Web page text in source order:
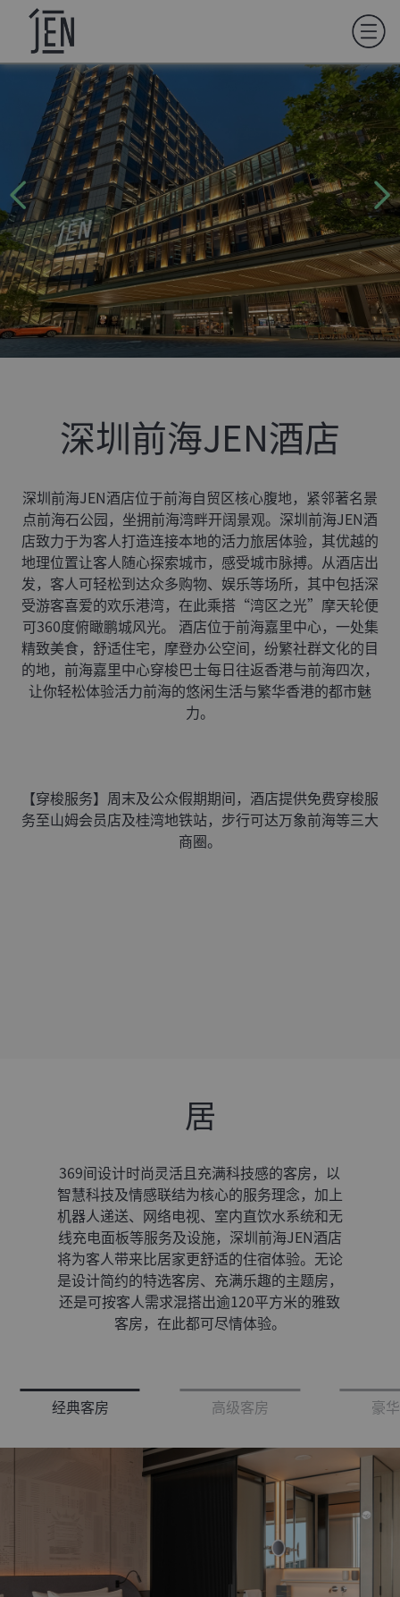
深圳前海JEN酒店
深圳前海JEN酒店位于前海自贸区核心腹地，紧邻著名景
点前海石公园，坐拥前海湾畔开阔景观。深圳前海JEN酒
店致力于为客人打造连接本地的活力旅居体验，其优越的
地理位置让客人随心探索城市，感受城市脉搏。从酒店出
发，客人可轻松到达众多购物、娱乐等场所，其中包括深
受游客喜爱的欢乐港湾，在此乘搭“湾区之光”摩天轮便
可360度俯瞰鹏城风光。 酒店位于前海嘉里中心，一处集
精致美食，舒适住宅，摩登办公空间，纷繁社群文化的目
的地，前海嘉里中心穿梭巴士每日往返香港与前海四次，
让你轻松体验活力前海的悠闲生活与繁华香港的都市魅
力。
【穿梭服务】周末及公众假期期间，酒店提供免费穿梭服
务至山姆会员店及桂湾地铁站，步行可达万象前海等三大
商圈。
居
369间设计时尚灵活且充满科技感的客房，以
智慧科技及情感联结为核心的服务理念，加上
机器人递送、网络电视、室内直饮水系统和无
线充电面板等服务及设施，深圳前海JEN酒店
将为客人带来比居家更舒适的住宿体验。无论
是设计简约的特选客房、充满乐趣的主题房，
还是可按客人需求混搭出逾120平方米的雅致
客房，在此都可尽情体验。
经典客房 高级客房 豪
01
让我们更深入了解彼此。你叫什么名字？